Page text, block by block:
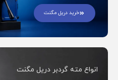
خرید دریل مگنت
انواع مته گردبر دریل مگنت